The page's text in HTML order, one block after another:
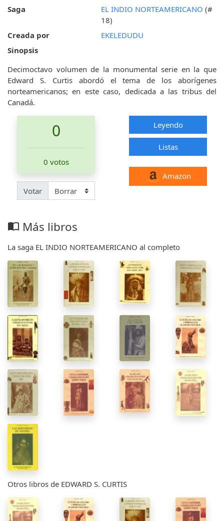
Saga
EL INDIO NORTEAMERICANO (#
18)
Creada por
EKELEDUDU
Sinopsis
Decimoctavo volumen de la monumental serie en la que
Edward S. Curtis abordó el tema de los aborígenes
norteamericanos; en este caso, dedicada a las tribus del
Canadá.
0
0 votos
Votar
Leyendo
Listas
Amazon
import_contacts Más libros
La saga EL INDIO NORTEAMERICANO al completo
Otros libros de EDWARD S. CURTIS